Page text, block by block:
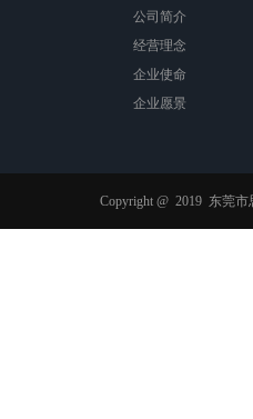
公司简介
经营理念
企业使命
企业愿景
Copyright @ 2019 东莞